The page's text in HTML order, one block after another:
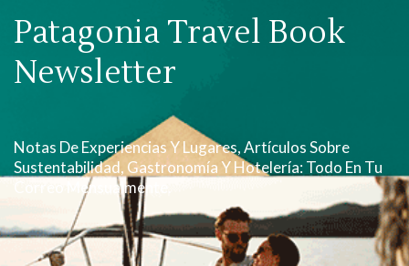
Patagonia Travel Book
Newsletter
Notas De Experiencias Y Lugares, Artículos Sobre
Sustentabilidad, Gastronomía Y Hotelería: Todo En Tu
Correo Mensualmente.